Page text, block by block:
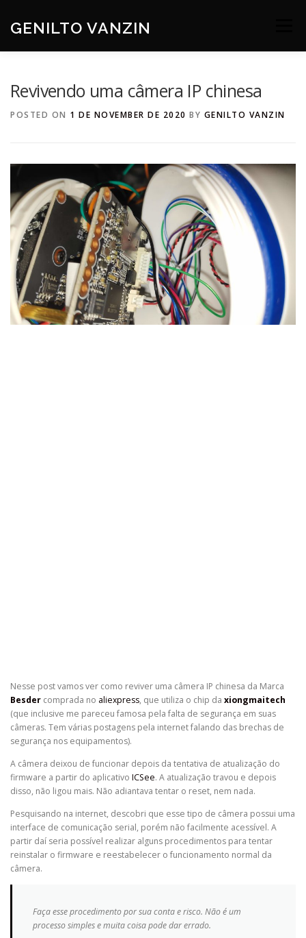
content
GENILTO VANZIN
Revivendo uma câmera IP chinesa
POSTED ON 1 DE NOVEMBER DE 2020 BY GENILTO VANZIN
Nesse post vamos ver como reviver uma câmera IP chinesa da Marca
Besder comprada no aliexpress, que utiliza o chip da xiongmaitech
(que inclusive me pareceu famosa pela falta de segurança em suas
câmeras. Tem várias postagens pela internet falando das brechas de
segurança nos equipamentos).
A câmera deixou de funcionar depois da tentativa de atualização do
firmware a partir do aplicativo ICSee. A atualização travou e depois
disso, não ligou mais. Não adiantava tentar o reset, nem nada.
Pesquisando na internet, descobri que esse tipo de câmera possui uma
interface de comunicação serial, porém não facilmente acessível. A
partir daí seria possível realizar alguns procedimentos para tentar
reinstalar o firmware e reestabelecer o funcionamento normal da
câmera.
Faça esse procedimento por sua conta e risco. Não é um
processo simples e muita coisa pode dar errado.